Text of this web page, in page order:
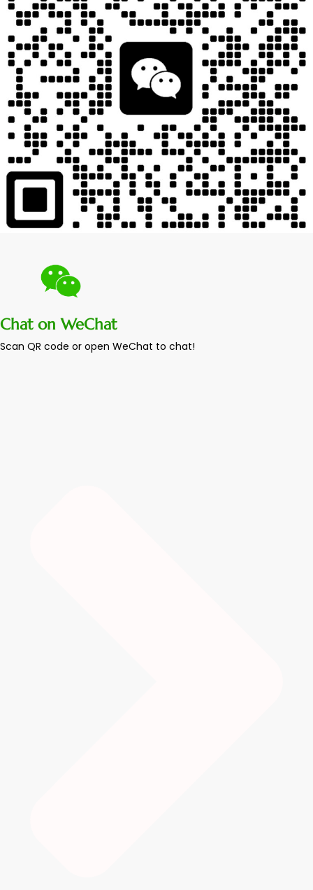
Chat on WeChat
Scan QR code or open WeChat to chat!